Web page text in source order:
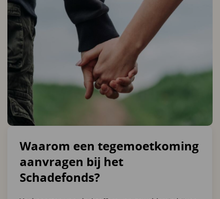
Waarom een tegemoetkoming
aanvragen bij het
Schadefonds?